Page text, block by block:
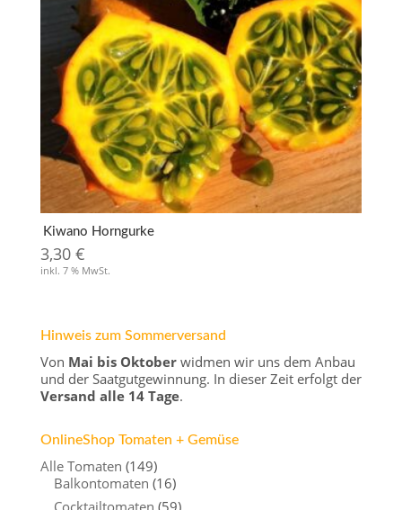
Kiwano Horngurke
3,30 €
inkl. 7 % MwSt.
Hinweis zum Sommerversand
Von Mai bis Oktoberwidmen wir uns dem Anbau
und der Saatgutgewinnung. In dieser Zeit erfolgt der
Versand alle 14 Tage.
OnlineShop Tomaten + Gemüse
Alle Tomaten (149)
Balkontomaten (16)